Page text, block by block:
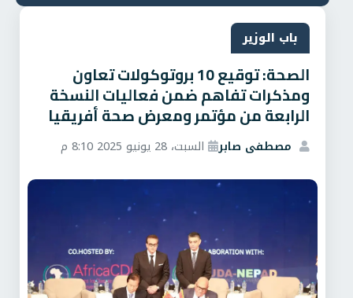
باب الوزير
الصحة: توقيع 10 بروتوكولات تعاون
ومذكرات تفاهم ضمن فعاليات النسخة
الرابعة من مؤتمر ومعرض صحة أفريقيا
مصطفى صابر السبت، 28 يونيو 2025 8:10 م